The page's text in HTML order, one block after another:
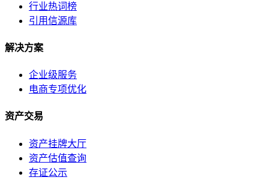
行业热词榜
引用信源库
解决方案
企业级服务
电商专项优化
资产交易
资产挂牌大厅
资产估值查询
存证公示